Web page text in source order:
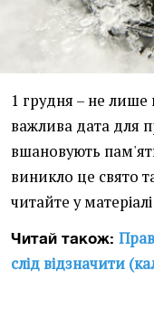
1 грудня – не
важлива дата для
вшановують
виникло це свято
читайте у
Читай також:
слід відзначити